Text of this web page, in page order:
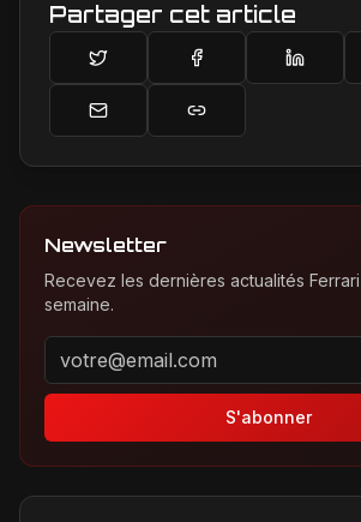
Partager cet article
Newsletter
Recevez les dernières actualités
semaine.
Adresse email pour la newsletter
S'abonner